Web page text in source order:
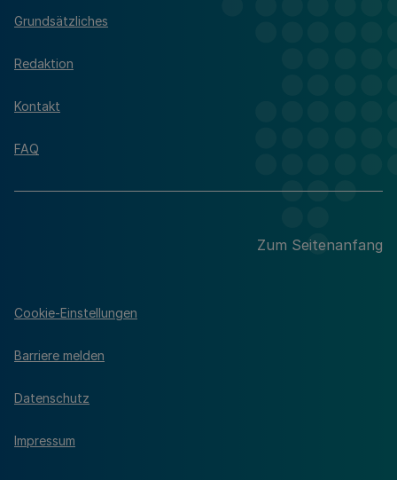
Grundsätzliches
Redaktion
Kontakt
FAQ
Zum Seitenanfang
Cookie-Einstellungen
Barriere melden
Datenschutz
Impressum